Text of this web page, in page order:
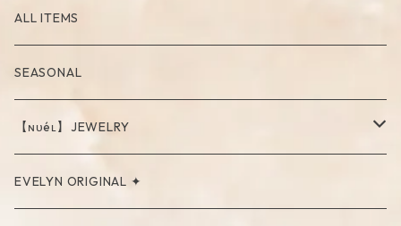
ALL ITEMS
SEASONAL
【ɴᴜéʟ】JEWELRY
PIERCE
EVELYN ORIGINAL ✦